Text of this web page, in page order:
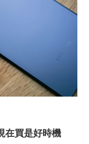
在買是好時機